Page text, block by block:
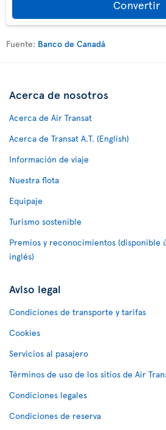
Convertir
Fuente: Banco de Canadá
Acerca de nosotros
Acerca de Air Transat
Acerca de Transat A.T. (English)
Información de viaje
Nuestra flota
Equipaje
Turismo sostenible
Premios y reconocimientos (disponible
inglés)
Aviso legal
Condiciones de transporte y tarifas
Cookies
Servicios al pasajero
Términos de uso de los sitios de Air
Condiciones legales
Condiciones de reserva